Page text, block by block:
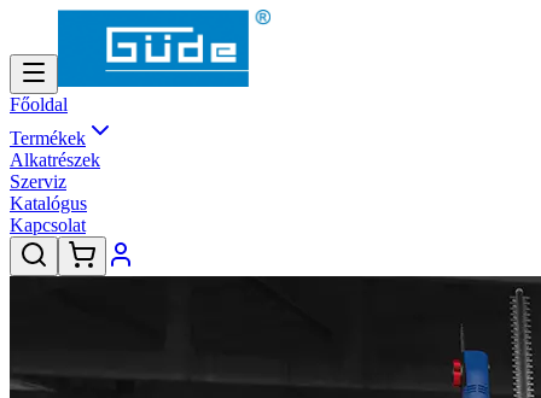
Főoldal
Termékek
Alkatrészek
Szerviz
Katalógus
Kapcsolat